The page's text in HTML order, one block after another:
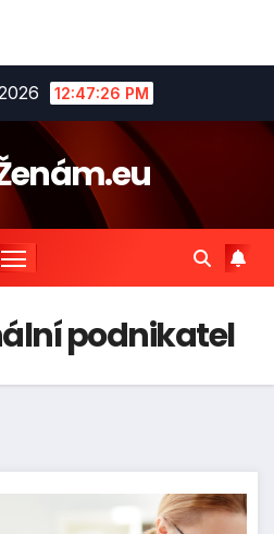
12:47:27 PM
podnikatel